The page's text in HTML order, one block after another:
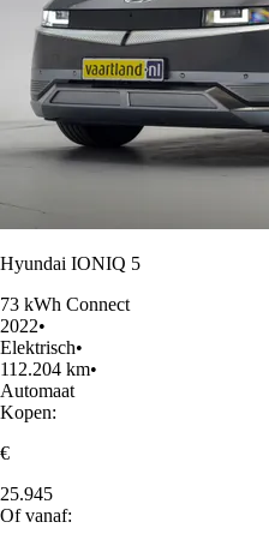
Hyundai IONIQ 5
73 kWh Connect
2022•
Elektrisch•
112.204 km•
Automaat
Kopen:
€
25.945
Of vanaf: